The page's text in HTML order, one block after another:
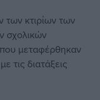
των κτιρίων των
σχολικών
μεταφέρθηκαν
τις διατάξεις